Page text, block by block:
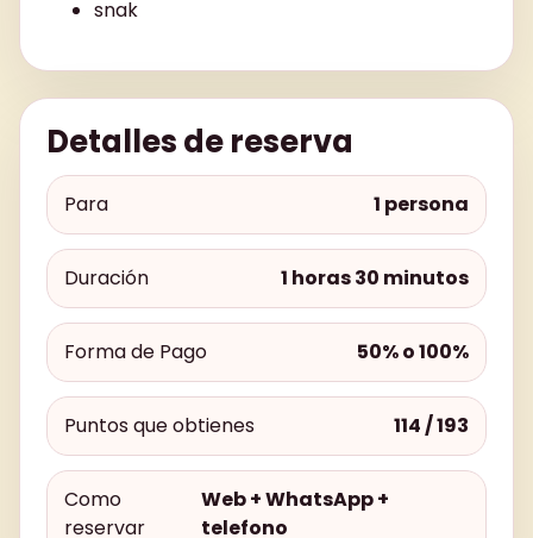
snak
Detalles de reserva
Para 1 persona
Duración 1 horas 30 minutos
Forma de Pago 50% o 100%
Puntos que obtienes 114 / 193
Como
reservar
Web + WhatsApp +
telefono